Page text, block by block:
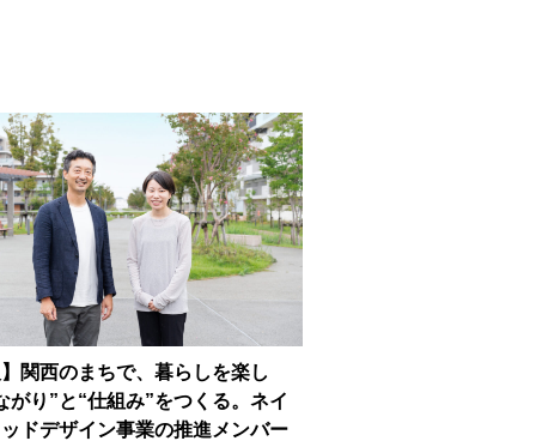
関西のまちで、暮らしを楽し
がり”と“仕組み”をつくる。ネイ
ドデザイン事業の推進メンバー